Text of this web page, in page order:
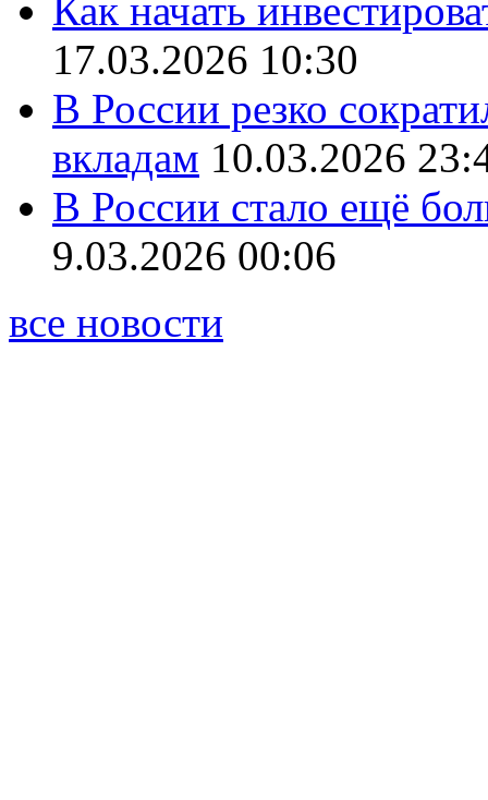
Как начать
17.03.2026 10:30
В России резко
вкладам 10.03.2026
В России стало ещё
9.03.2026 00:06
все новости